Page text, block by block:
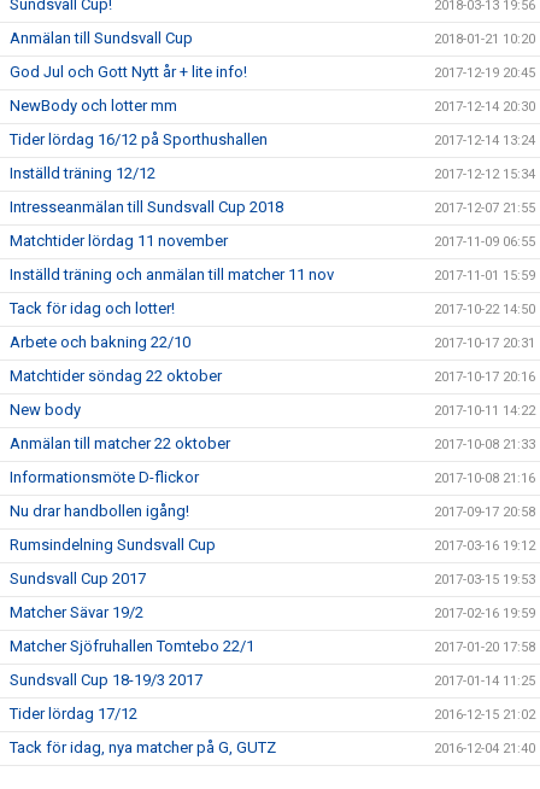
Sundsvall Cup! 2018-03-13 19:56
Anmälan till Sundsvall Cup 2018-01-21 10:20
God Jul och Gott Nytt år + lite info! 2017-12-19 20:45
NewBody och lotter mm 2017-12-14 20:30
Tider lördag 16/12 på Sporthushallen 2017-12-14 13:24
Inställd träning 12/12 2017-12-12 15:34
Intresseanmälan till Sundsvall Cup 2018 2017-12-07 21:55
Matchtider lördag 11 november 2017-11-09 06:55
Inställd träning och anmälan till matcher 11 nov 2017-11-01 15:59
Tack för idag och lotter! 2017-10-22 14:50
Arbete och bakning 22/10 2017-10-17 20:31
Matchtider söndag 22 oktober 2017-10-17 20:16
New body 2017-10-11 14:22
Anmälan till matcher 22 oktober 2017-10-08 21:33
Informationsmöte D-flickor 2017-10-08 21:16
Nu drar handbollen igång! 2017-09-17 20:58
Rumsindelning Sundsvall Cup 2017-03-16 19:12
Sundsvall Cup 2017 2017-03-15 19:53
Matcher Sävar 19/2 2017-02-16 19:59
Matcher Sjöfruhallen Tomtebo 22/1 2017-01-20 17:58
Sundsvall Cup 18-19/3 2017 2017-01-14 11:25
Tider lördag 17/12 2016-12-15 21:02
Tack för idag, nya matcher på G, GUTZ 2016-12-04 21:40